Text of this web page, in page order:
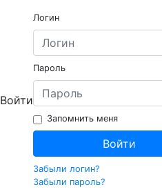
Войти
Логин
Пароль
Запомнить меня
Войти
Забыли логин?
Забыли пароль?